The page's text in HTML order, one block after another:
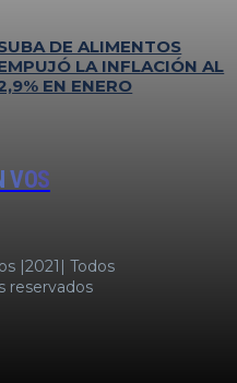
DE ALIMENTOS
LA INFLACIÓN AL
EN ENERO
VOS
|2021| Todos
reservados